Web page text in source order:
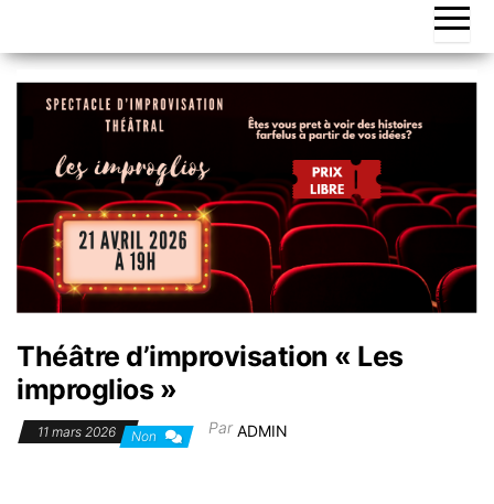
Théâtre d’improvisation « Les
improglios »
11 mars 2026 Non Par ADMIN